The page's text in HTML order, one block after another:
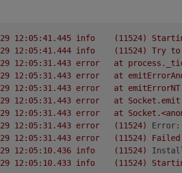
info (11524)
info (11524) Try to
error at
error at
error at emitErrorNT
error at Socket.emit
error at
error (11524) Error:
error (11524) Failed
info (11524)
info (11524)